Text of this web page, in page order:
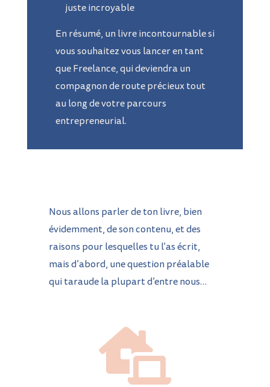
juste incroyable
En résumé, un livre incontournable si
vous souhaitez vous lancer en tant
que Freelance, qui deviendra un
compagnon de route précieux tout
au long de votre parcours
entrepreneurial.
Nous allons parler de ton livre, bien
évidemment, de son contenu, et des
raisons pour lesquelles tu l’as écrit,
mais d’abord, une question préalable
qui taraude la plupart d’entre nous…
